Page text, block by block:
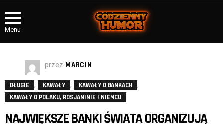
Menu
przez MARCIN
DŁUGIE , KAWAŁY , KAWAŁY O BANKACH ,
KAWAŁY O POLAKU, ROSJANINIE I NIEMCU
NAJWIĘKSZE BANKI ŚWIATA ORGANIZUJĄ